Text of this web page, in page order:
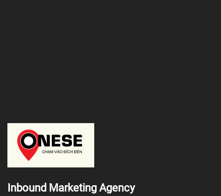
Inbound Marketing Agency